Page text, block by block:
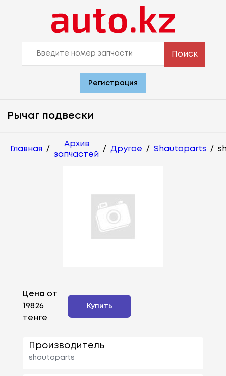
Поиск
Регистрация
Рычаг подвески
Главная /
Архив
запчастей
/ Другое / Shautoparts /
Цена от
19826
тенге
Купить
Производитель
shautoparts